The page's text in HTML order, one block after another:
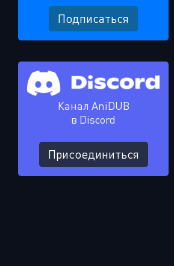
Подписаться
Канал AniDUB
в Discord
Присоединиться